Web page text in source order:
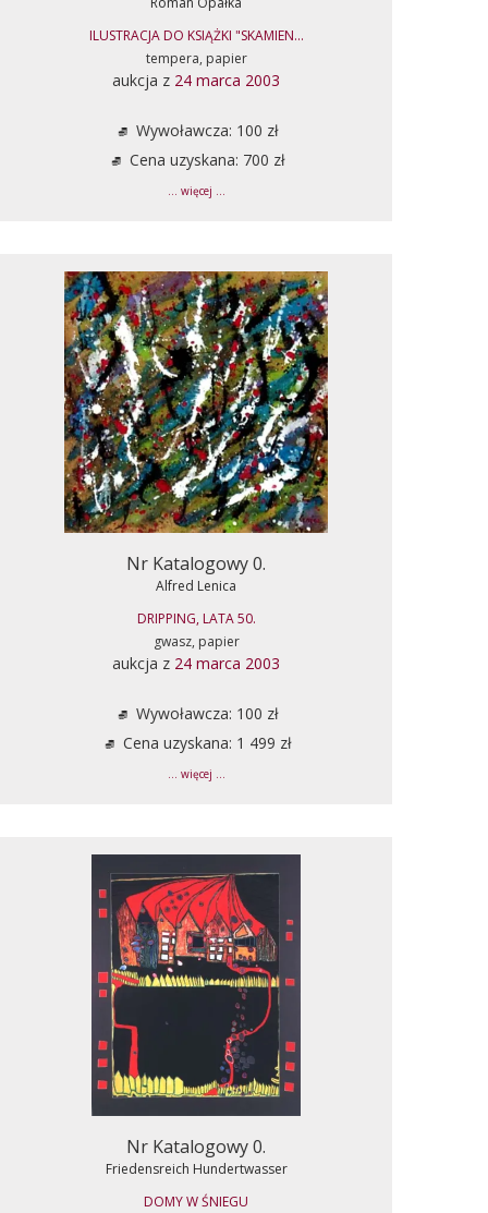
ILUSTRACJA DO KSIĄŻKI "SKAMIEN...
tempera, papier
aukcja z 24 marca 2003
Wywoławcza: 100 zł
Cena uzyskana: 700 zł
... więcej ...
Nr Katalogowy 0.
Alfred Lenica
DRIPPING, LATA 50.
gwasz, papier
aukcja z 24 marca 2003
Wywoławcza: 100 zł
Cena uzyskana: 1 499 zł
... więcej ...
Nr Katalogowy 0.
Friedensreich Hundertwasser
DOMY W ŚNIEGU